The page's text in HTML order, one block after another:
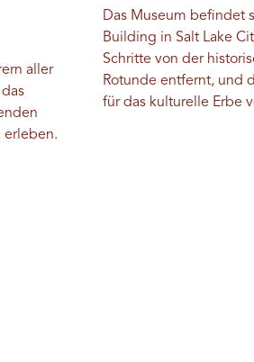
aller
erleben.
Das Museum befindet
Building in Salt Lake
Schritte von der
Rotunde entfernt, und
für das kulturelle Erbe